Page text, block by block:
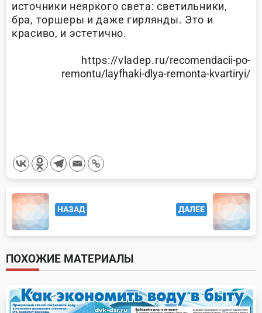
источники неяркого света: светильники,
бра, торшеры и даже гирлянды. Это и
красиво, и эстетично.
https://vladep.ru/recomendacii-po-
remontu/layfhaki-dlya-remonta-kvartiryi/
<span
class="nav-
subtitle
screen-
reader-
text">Page</span>
НАЗАД ДАЛЕЕ
ПОХОЖИЕ МАТЕРИАЛЫ